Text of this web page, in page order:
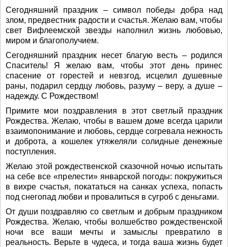
Сегодняшний праздник – символ победы добра над
злом, предвестник радости и счастья. Желаю вам, чтобы
свет Вифлеемской звезды наполнил жизнь любовью,
миром и благополучием.
Сегодняшний праздник несет благую весть – родился
Спаситель! Я желаю вам, чтобы этот день принес
спасение от горестей и невзгод, исцелил душевные
раны, подарил сердцу любовь, разуму – веру, а душе –
надежду. С Рождеством!
Примите мои поздравления в этот светлый праздник
Рождества. Желаю, чтобы в вашем доме всегда царили
взаимопонимание и любовь, сердце согревала нежность
и доброта, а кошелек утяжеляли солидные денежные
поступления.
Желаю этой рождественской сказочной ночью испытать
на себе все «прелести» январской погоды: покружиться
в вихре счастья, покататься на санках успеха, попасть
под снегопад любви и провалиться в сугроб с деньгами.
От души поздравляю со светлым и добрым праздником
Рождества. Желаю, чтобы волшебство рождественской
ночи все ваши мечты и замыслы превратило в
реальность. Верьте в чудеса, и тогда ваша жизнь будет